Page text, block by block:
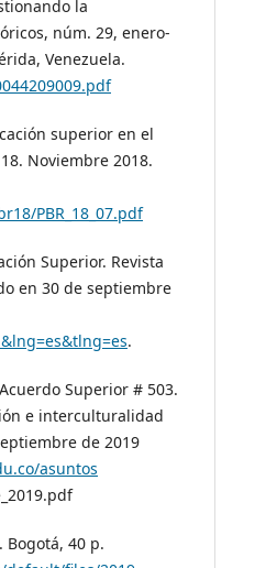
la
núm. 29, enero-
Venezuela.
superior en el
Noviembre 2018.
PBR_18_07.pdf
Superior. Revista
en 30 de septiembre
.
Superior # 503.
e interculturalidad
de 2019
asuntos
Bogotá, 40 p.